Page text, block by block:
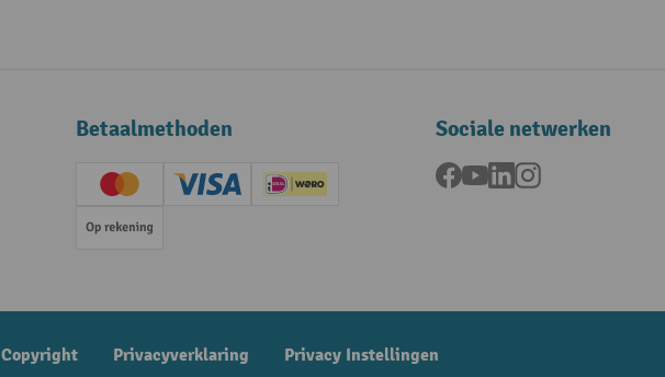
Betaalmethoden
Creditcard (Master)Creditcard (Visa)iDEAL | Wero
Op rekening
Sociale netwerken
Facebook
YouTubeLinkedInInstagram
Copyright Privacyverklaring Privacy Instellingen